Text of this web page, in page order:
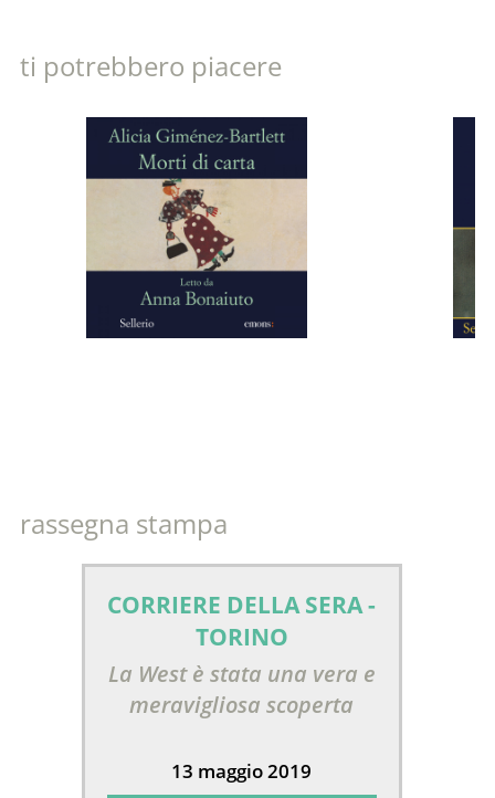
ti potrebbero piacere
rassegna stampa
CORRIERE DELLA SERA -
TORINO
La West è stata una vera e
meravigliosa scoperta
13 maggio 2019